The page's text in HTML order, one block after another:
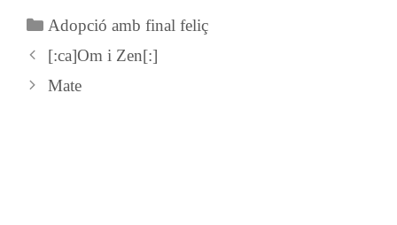
Categories
Adopció amb final feliç
[:ca]Om i Zen[:]
Mate